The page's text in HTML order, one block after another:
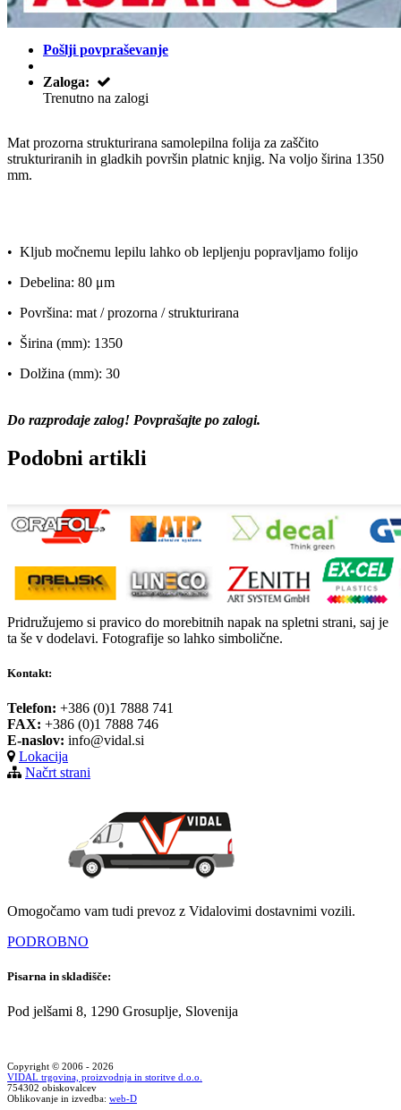
Pošlji povpraševanje
Zaloga:
Trenutno na zalogi
Mat prozorna strukturirana samolepilna folija za zaščito
strukturiranih in gladkih površin platnic knjig. Na voljo širina 1350
mm.
• Kljub močnemu lepilu lahko ob lepljenju popravljamo folijo
• Debelina: 80 μm
• Površina: mat / prozorna / strukturirana
• Širina (mm): 1350
• Dolžina (mm): 30
Do razprodaje zalog! Povprašajte po zalogi.
Podobni artikli
Pridružujemo si pravico do morebitnih napak na spletni strani, saj je
ta še v dodelavi. Fotografije so lahko simbolične.
Kontakt:
Telefon: +386 (0)1 7888 741
FAX: +386 (0)1 7888 746
E-naslov: info@vidal.si
Lokacija
Načrt strani
Omogočamo vam tudi prevoz z Vidalovimi dostavnimi vozili.
PODROBNO
Pisarna in skladišče:
Pod jelšami 8, 1290 Grosuplje, Slovenija
Copyright © 2006 - 2026
VIDAL trgovina, proizvodnja in storitve d.o.o.
754302 obiskovalcev
Oblikovanje in izvedba: web-D